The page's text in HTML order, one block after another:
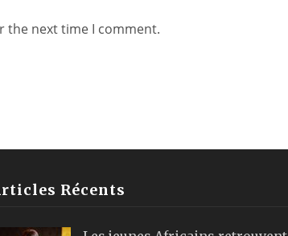
the next time I comment.
Récents